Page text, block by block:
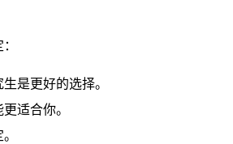
是更好的选择。
适合你。